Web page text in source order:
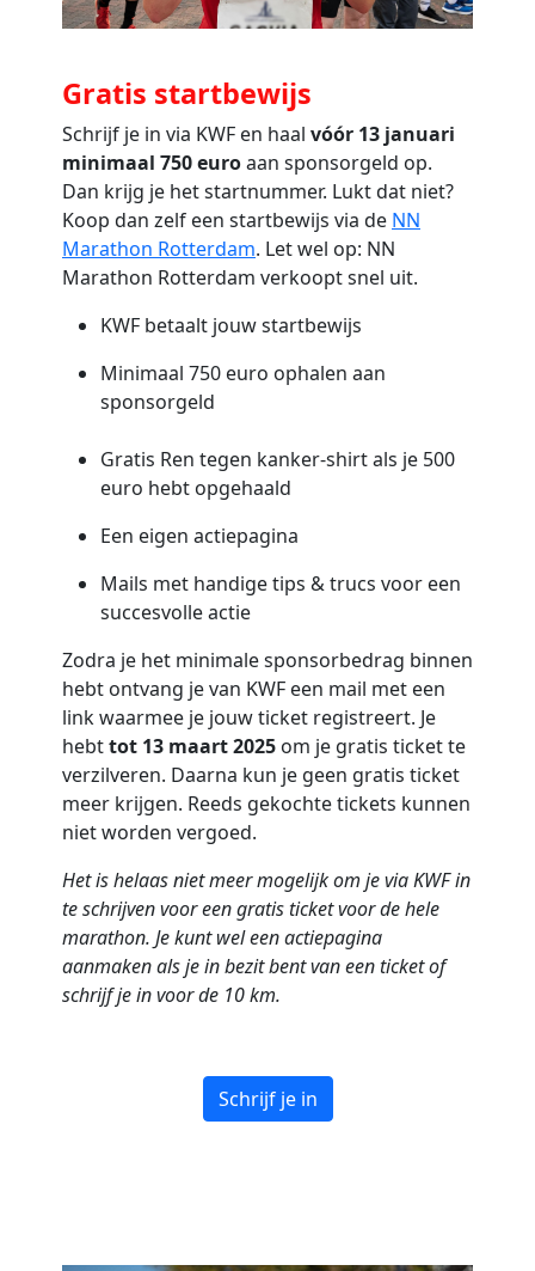
Gratis startbewijs
Schrijf je in via KWF en haal vóór 13 januari
minimaal 750 euroaan sponsorgeld op.
Dan krijg je het startnummer. Lukt dat niet?
Koop dan zelf een startbewijs via de NN
Marathon Rotterdam. Let wel op: NN
Marathon Rotterdam verkoopt snel uit.
KWF betaalt jouw startbewijs
Minimaal 750 euro ophalen aan
sponsorgeld
Gratis Ren tegen kanker-shirt als je 500
euro hebt opgehaald
Een eigen actiepagina
Mails met handige tips & trucs voor een
succesvolle actie
Zodra je het minimale sponsorbedrag binnen
hebt ontvang je van KWF een mail met een
link waarmee je jouw ticket registreert. Je
hebttot 13 maart 2025 om je gratis ticket te
verzilveren. Daarna kun je geen gratis ticket
meer krijgen. Reeds gekochte tickets kunnen
niet worden vergoed.
Het is helaas niet meer mogelijk om je via KWF in
te schrijven voor een gratis ticket voor de hele
marathon. Je kunt wel een actiepagina
aanmaken als je in bezit bent van een ticket of
schrijf je in voor de 10 km.
Schrijf je in